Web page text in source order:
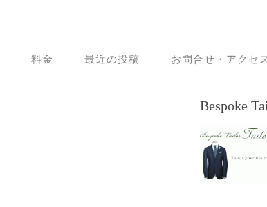
料金 最近の投稿 お問合せ・アクセ
Bespoke